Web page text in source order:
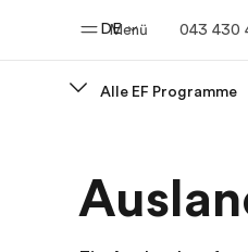
Menü
DE 043 430
Willkommen bei
Alle EF Programme